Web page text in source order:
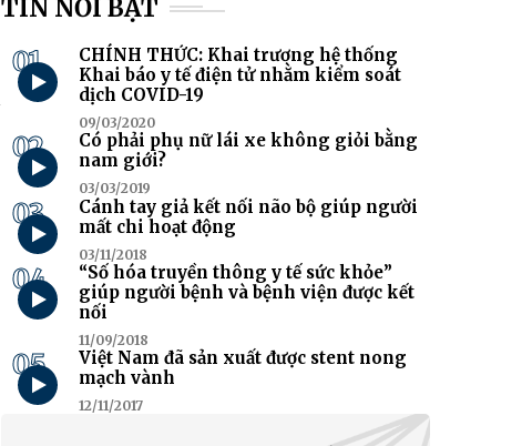
TIN NỔI BẬT
01
CHÍNH THỨC: Khai trương hệ thống
Khai báo y tế điện tử nhằm kiểm soát
dịch COVID-19
09/03/2020
02
Có phải phụ nữ lái xe không giỏi bằng
nam giới?
03/03/2019
03
Cánh tay giả kết nối não bộ giúp người
mất chi hoạt động
03/11/2018
04
“Số hóa truyền thông y tế sức khỏe”
giúp người bệnh và bệnh viện được kết
nối
11/09/2018
05
Việt Nam đã sản xuất được stent nong
mạch vành
12/11/2017